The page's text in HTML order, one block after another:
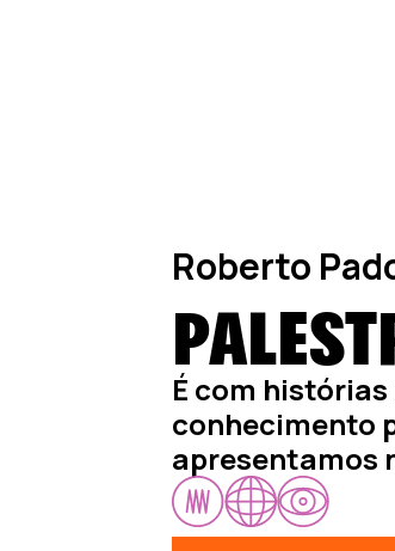
Roberto
É com
conhecimento
apresentamos